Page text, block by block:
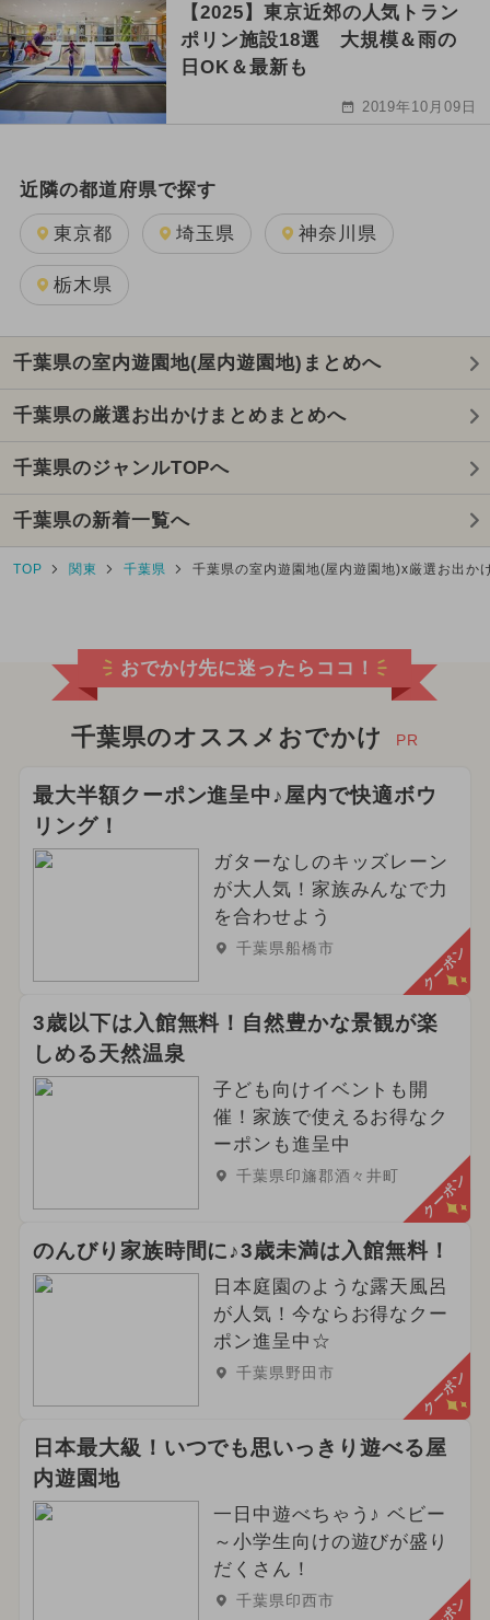
【2025】東京近郊の人気トラン
ポリン施設18選 大規模＆雨の
日OK＆最新も
2019年10月09日
近隣の都道府県で探す
東京都 埼玉県 神奈川県
栃木県
千葉県の室内遊園地(屋内遊園地)まとめへ
千葉県の厳選お出かけまとめまとめへ
千葉県のジャンルTOPへ
千葉県の新着一覧へ
TOP 関東 千葉県 千葉県の室内遊園地(屋内遊園地)x厳選お出か
おでかけ先に迷ったらココ！
千葉県のオススメおでかけ PR
最大半額クーポン進呈中♪屋内で快適ボウ
リング！
ガターなしのキッズレーン
が大人気！家族みんなで力
を合わせよう
千葉県船橋市 クーポン
3歳以下は入館無料！自然豊かな景観が楽
しめる天然温泉
子ども向けイベントも開
催！家族で使えるお得なク
ーポンも進呈中
千葉県印旛郡酒々井町 クーポン
のんびり家族時間に♪3歳未満は入館無料！
日本庭園のような露天風呂
が人気！今ならお得なクー
ポン進呈中☆
千葉県野田市 クーポン
日本最大級！いつでも思いっきり遊べる屋
内遊園地
一日中遊べちゃう♪ ベビー
～小学生向けの遊びが盛り
だくさん！
千葉県印西市